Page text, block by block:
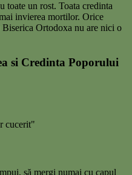
toate un rost. Toata credinta
invierea mortilor. Orice
Ortodoxa nu are nici o
si Credinta Poporului
cucerit"
să mergi numai cu capul